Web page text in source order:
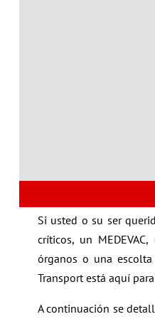
Si usted o su ser
críticos, un
órganos o una
Transport está aquí
A continuación se